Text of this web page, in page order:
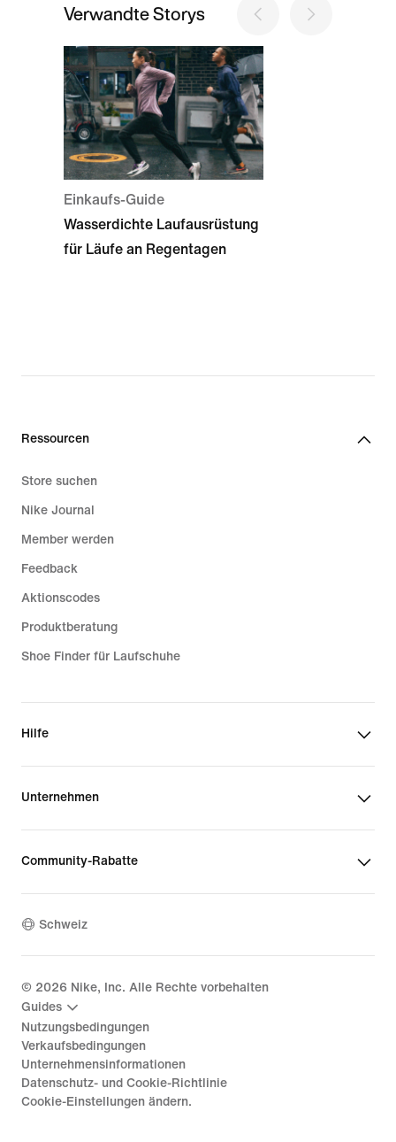
Verwandte Storys
Einkaufs-Guide
Wasserdichte Laufausrüstung
für Läufe an Regentagen
Ressourcen
Store suchen
Nike Journal
Member werden
Feedback
Aktionscodes
Produktberatung
Shoe Finder für Laufschuhe
Hilfe
Unternehmen
Community-Rabatte
Schweiz
© 2026 Nike, Inc. Alle Rechte vorbehalten
Guides
Nutzungsbedingungen
Verkaufsbedingungen
Unternehmensinformationen
Datenschutz- und Cookie-Richtlinie
Cookie-Einstellungen ändern.